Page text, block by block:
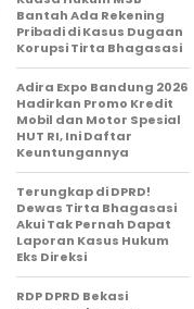
Bantah Ada Rekening
Pribadi di Kasus Dugaan
Korupsi Tirta Bhagasasi
Adira Expo Bandung 2026
Hadirkan Promo Kredit
Mobil dan Motor Spesial
HUT RI, Ini Daftar
Keuntungannya
Terungkap di DPRD!
Dewas Tirta Bhagasasi
Akui Tak Pernah Dapat
Laporan Kasus Hukum
Eks Direksi
RDP DPRD Bekasi